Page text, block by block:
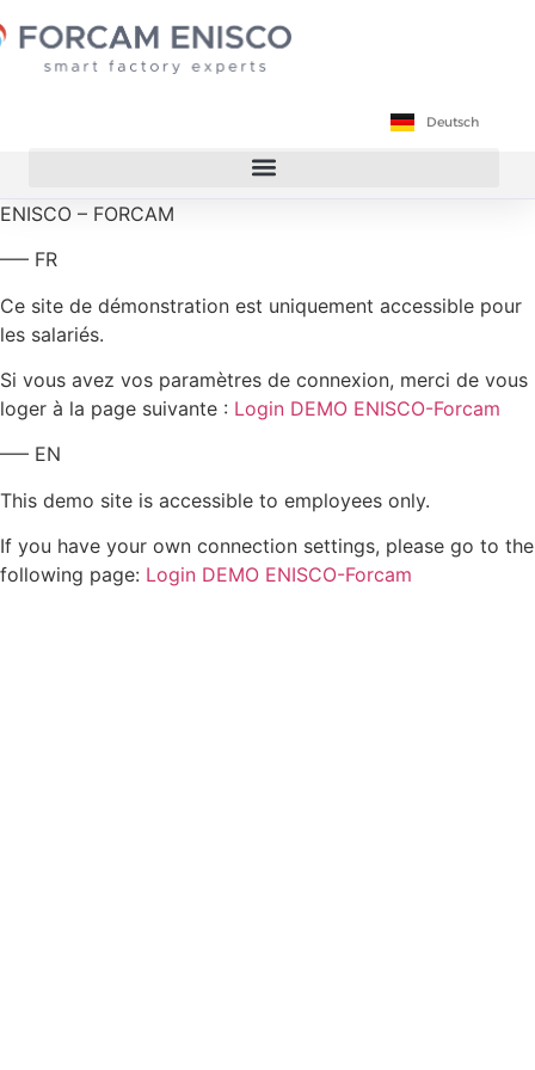
Deutsch
English
ENISCO – FORCAM
—– FR
Ce site de démonstration est uniquement accessible pour
les salariés.
Si vous avez vos paramètres de connexion, merci de vous
loger à la page suivante : Login DEMO ENISCO-Forcam
—– EN
This demo site is accessible to employees only.
If you have your own connection settings, please go to the
following page: Login DEMO ENISCO-Forcam